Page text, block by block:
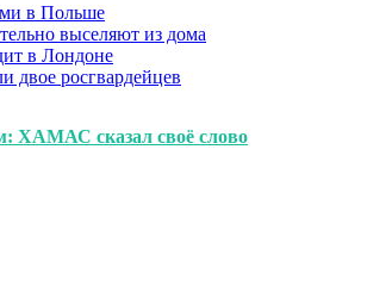
в Польше
выселяют из дома
в Лондоне
двое росгвардейцев
ХАМАС сказал своё слово